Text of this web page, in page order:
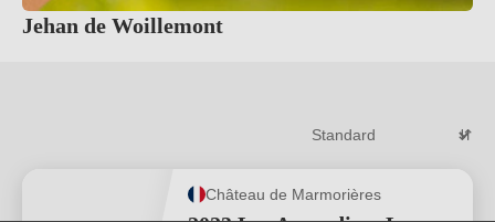
Jehan de Woillemont
Château de Marmorières